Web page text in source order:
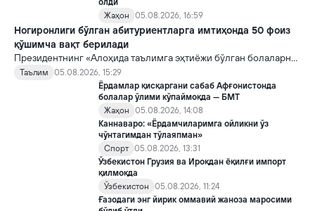
олди
Жаҳон
05.08.2026, 16:59
Ногиронлиги бўлган абитуриентларга имтиҳонда 50 фоиз
қўшимча вақт берилади
Президентнинг «Алоҳида таълимга эҳтиёжи бўлган болаларни
таълим ва ижтимоий хизматлар билан қамраб олиш тизимини
такомиллаштириш бўйича қўшимча чора-тадбирлар
тўғрисида»ги қарори билан инклюзив таълим соҳасида қатор
янги механизмлар жорий этилади.
Таълим
05.08.2026, 15:29
Ёрдамлар қисқаргани сабаб Афғонистонда
болалар ўлими кўпаймоқда — БМТ
Жаҳон
05.08.2026, 14:08
Каннаваро: «Ёрдамчиларимга ойликни ўз
чўнтагимдан тўлаяпман»
Спорт 05.08.2026, 13:31
Ўзбекистон Грузия ва Ироқдан ёқилғи импорт
қилмоқда
Ўзбекистон
05.08.2026, 11:24
Ғазодаги энг йирик оммавий жаноза маросими